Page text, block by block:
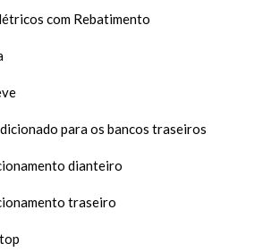
com Rebatimento
para os bancos traseiros
dianteiro
traseiro